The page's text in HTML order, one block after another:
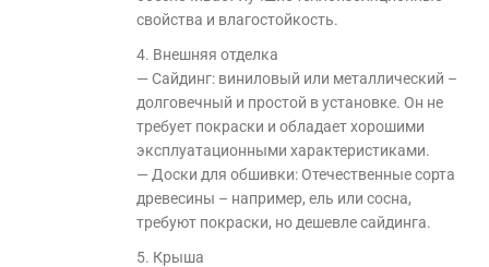
свойства и влагостойкость.
4. Внешняя отделка
— Сайдинг: виниловый или металлический –
долговечный и простой в установке. Он не
требует покраски и обладает хорошими
эксплуатационными характеристиками.
— Доски для обшивки: Отечественные сорта
древесины – например, ель или сосна,
требуют покраски, но дешевле сайдинга.
5. Крыша